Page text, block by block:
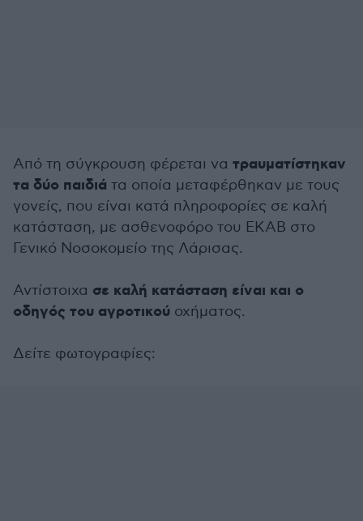
Από τη σύγκρουση φέρεται να τραυματίστηκαν
τα δύο παιδιά τα οποία μεταφέρθηκαν με τους
γονείς, που είναι κατά πληροφορίες σε καλή
κατάσταση, με ασθενοφόρο του ΕΚΑΒ στο
Γενικό Νοσοκομείο της Λάρισας.
Αντίστοιχα σε καλή κατάσταση είναι και ο
οδηγός του αγροτικού οχήματος.
Δείτε φωτογραφίες: